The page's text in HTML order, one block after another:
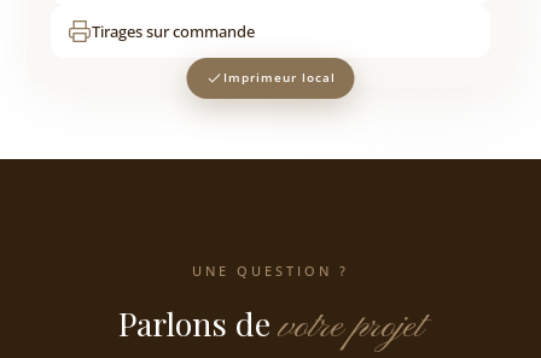
Tirages sur commande
Imprimeur local
UNE QUESTION ?
Parlons devotre projet